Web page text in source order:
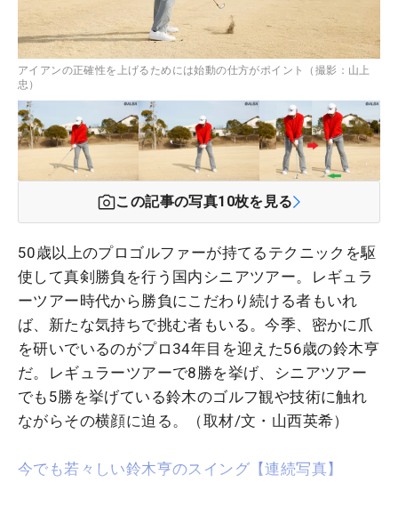
アイアンの正確性を上げるためには始動の仕方がポイント（撮影：山上
忠）
この記事の写真10枚を見る
50歳以上のプロゴルファーが持てるテクニックを駆
使して真剣勝負を行う国内シニアツアー。レギュラ
ーツアー時代から勝負にこだわり続ける者もいれ
ば、新たな気持ちで挑む者もいる。今季、密かに爪
を研いでいるのがプロ34年目を迎えた56歳の鈴木亨
だ。レギュラーツアーで8勝を挙げ、シニアツアー
でも5勝を挙げている鈴木のゴルフ観や技術に触れ
ながらその横顔に迫る。（取材/文・山西英希）
今でも若々しい鈴木亨のスイング【連続写真】